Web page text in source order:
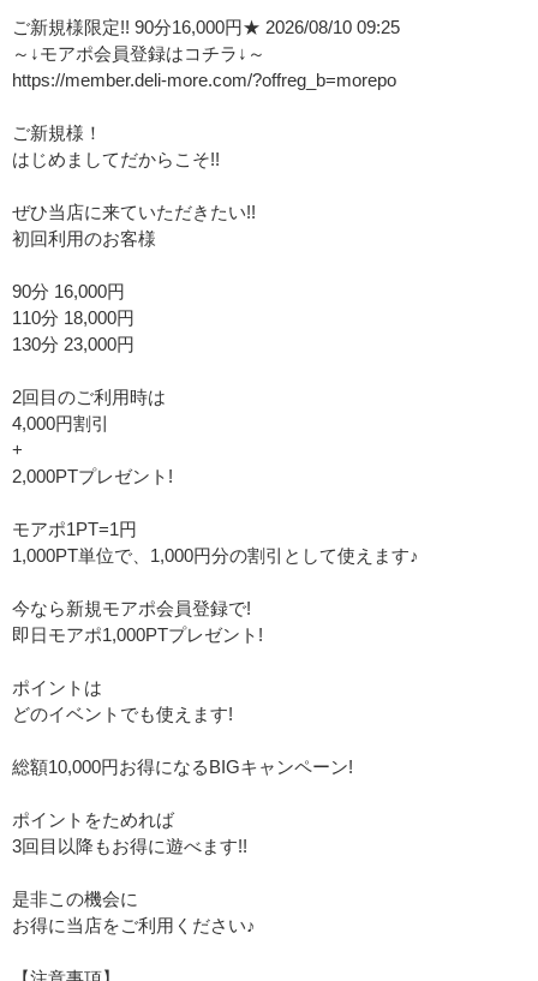
ご新規様限定!! 90分16,000円★ 2026/08/10 09:25
～↓モアポ会員登録はコチラ↓～
https://member.deli-more.com/?offreg_b=morepo
ご新規様！
はじめましてだからこそ!!
ぜひ当店に来ていただきたい!!
初回利用のお客様
90分 16,000円
110分 18,000円
130分 23,000円
2回目のご利用時は
4,000円割引
+
2,000PTプレゼント!
モアポ1PT=1円
1,000PT単位で、1,000円分の割引として使えます♪
今なら新規モアポ会員登録で!
即日モアポ1,000PTプレゼント!
ポイントは
どのイベントでも使えます!
総額10,000円お得になるBIGキャンペーン!
ポイントをためれば
3回目以降もお得に遊べます!!
是非この機会に
お得に当店をご利用ください♪